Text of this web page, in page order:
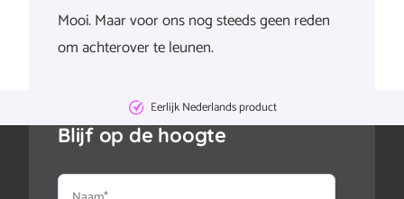
Mooi. Maar voor ons nog steeds geen reden
om achterover te leunen.
Eerlijk Nederlands product
Blijf op de hoogte
Naam